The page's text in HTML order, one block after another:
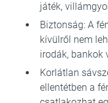
játék,
Biztonság: A
kívülről nem
irodák, bankok
Korlátlan
ellentétben a